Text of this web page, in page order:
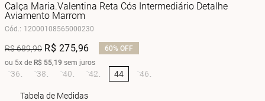
Calça Maria.Valentina Reta Cós Intermediário Detalhe
Aviamento Marrom
Cód.: 12000108565000230
R$689,90 R$ 275,96 60% OFF
ou 5x de R$ 55,19 sem juros
36 38 40 42 44 46
Tabela de Medidas